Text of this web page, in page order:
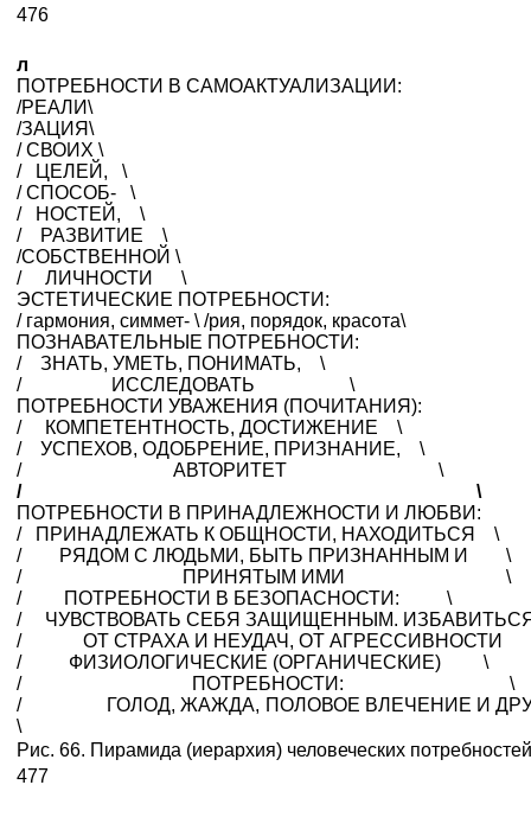
476
л
ПОТРЕБНОСТИ В САМОАКТУАЛИЗАЦИИ:
/РЕАЛИ\
/ЗАЦИЯ\
/ СВОИХ \
/ ЦЕЛЕЙ, \
/ СПОСОБ- \
/ НОСТЕЙ, \
/ РАЗВИТИЕ \
/СОБСТВЕННОЙ \
/ ЛИЧНОСТИ \
ЭСТЕТИЧЕСКИЕ ПОТРЕБНОСТИ:
/ гармония, симмет- \ /рия, порядок, красота\
ПОЗНАВАТЕЛЬНЫЕ ПОТРЕБНОСТИ:
/ ЗНАТЬ, УМЕТЬ, ПОНИМАТЬ, \
/ ИССЛЕДОВАТЬ \
ПОТРЕБНОСТИ УВАЖЕНИЯ (ПОЧИТАНИЯ):
/ КОМПЕТЕНТНОСТЬ, ДОСТИЖЕНИЕ \
/ УСПЕХОВ, ОДОБРЕНИЕ, ПРИЗНАНИЕ, \
/ АВТОРИТЕТ \
/ \
ПОТРЕБНОСТИ В ПРИНАДЛЕЖНОСТИ И ЛЮБВИ:
/ ПРИНАДЛЕЖАТЬ К ОБЩНОСТИ, НАХОДИТЬСЯ \
/ РЯДОМ С ЛЮДЬМИ, БЫТЬ ПРИЗНАННЫМ И \
/ ПРИНЯТЫМ ИМИ \
/ ПОТРЕБНОСТИ В БЕЗОПАСНОСТИ: \
/ ЧУВСТВОВАТЬ СЕБЯ ЗАЩИЩЕННЫМ.
/ ОТ СТРАХА И НЕУДАЧ, ОТ
/ ФИЗИОЛОГИЧЕСКИЕ (ОРГАНИЧЕСКИЕ) \
/ ПОТРЕБНОСТИ: \
/ ГОЛОД, ЖАЖДА, ПОЛОВОЕ ВЛЕЧЕНИЕ
\
Рис. 66. Пирамида (иерархия) человеческих
477